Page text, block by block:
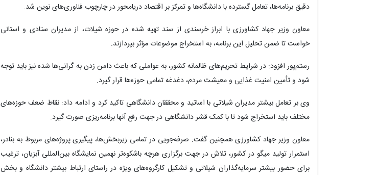
دقیق برنامه‌ها، تعامل گسترده با دانشگاه‌ها و تمرکز بر اقتصاد دریامحور در چارچوب فناوری‌های نوین شد.
معاون وزیر جهاد کشاورزی با ابراز خرسندی از سند تهیه شده در حوزه شیلات، از مدیران ستادی و استانی
خواست تا ضمن تحلیل این برنامه، به استخراج موضوعات مؤثر بپردازند.
رستم‌پور افزود: در شرایط تحریم‌های ظالمانه کشور، به عواملی که باعث دامن زدن به گرانی‌ها شده نیز باید توجه
شود و تأمین امنیت غذایی و معیشت مردم، دغدغه تمامی حوزه‌ها قرار گیرد.
وی بر تعامل بیشتر مدیران شیلاتی با اساتید و محققان دانشگاهی تاکید کرد و ادامه داد: نقاط ضعف حوزه‌های
مختلف باید استخراج شود تا با کمک قشر دانشگاهی در جهت رفع آنها برنامه‌ریزی صورت گیرد.
معاون وزیر جهاد کشاورزی همچنین گفت: صرفه‌جویی در تمامی زیربخش‌ها، پیگیری پروژه‌های مربوط به بنادر،
استمرار تولید میگو در کشور، تلاش در جهت برگزاری هرچه باشکوه‌تر نهمین نمایشگاه بین‌المللی آبزیان، ترغیب
برای حضور بیشتر سرمایه‌گذاران شیلاتی و تشکیل کارگروه‌های ویژه در راستای ارتباط بیشتر دانشگاه و بخش